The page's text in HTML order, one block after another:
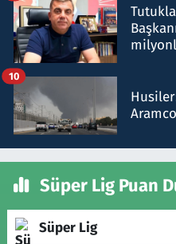
10
Süper Lig Puan
Süper Lig